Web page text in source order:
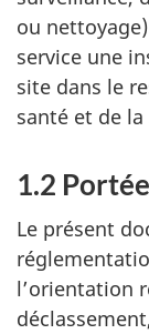
ou
service une
site dans le
santé et de
1.2 Portée
Le présent
l’orientation